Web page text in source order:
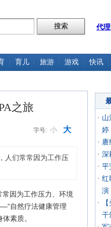
代理
育儿 旅游 游戏 快讯
之旅
字号: 小 大
人们常常因为工作压
因为工作压力、环境
自然疗法健康管理
素质。
山
婷
深
平
红
演
干